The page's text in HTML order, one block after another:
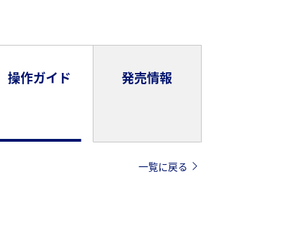
操作ガイド 発売情報
一覧に戻る